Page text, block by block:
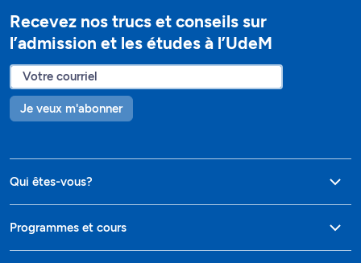
Recevez nos trucs et conseils sur
l’admission et les études à l’UdeM
Je veux m'abonner
Qui êtes-vous?
Programmes et cours